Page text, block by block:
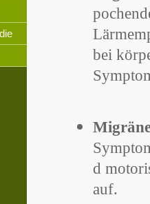
bei
d
auf.